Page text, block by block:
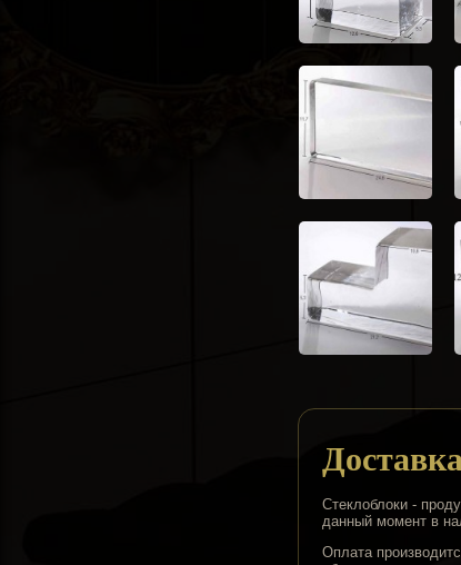
Стеклоблоки -
данный момент в
Оплата